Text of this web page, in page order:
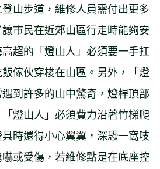
山步道，維修人員需付出更多
市民在近郊山區行走時能夠安
超的「燈山人」必須要一手扛
傢伙穿梭在山區。另外，「燈
到許多的山中驚奇，燈桿頂部
燈山人」必須費力沿著竹梯爬
時還得小心翼翼，深恐一窩吱
或受傷，若維修點是在底座控